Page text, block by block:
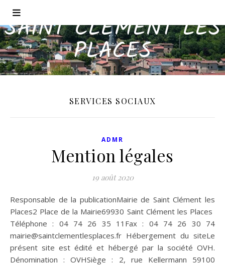
SAINT CLÉMENT LES
PLACES
SERVICES SOCIAUX
ADMR
Mention légales
19 août 2020
Responsable de la publicationMairie de Saint Clément les
Places2 Place de la Mairie69930 Saint Clément les Places ​
Téléphone : 04 74 26 35 11Fax : 04 74 26 30 74
mairie@saintclementlesplaces.fr Hébergement du siteLe
présent site est édité et hébergé par la société OVH.
Dénomination : OVHSiège : 2, rue Kellermann 59100